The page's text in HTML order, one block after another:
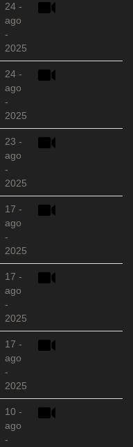
24 -
ago
-
2025
24 -
ago
-
2025
23 -
ago
-
2025
17 -
ago
-
2025
17 -
ago
-
2025
17 -
ago
-
2025
10 -
ago
-